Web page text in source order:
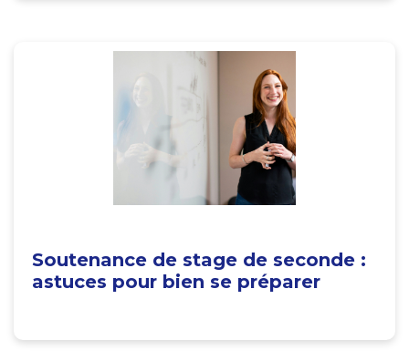
Soutenance de stage de seconde :
astuces pour bien se préparer